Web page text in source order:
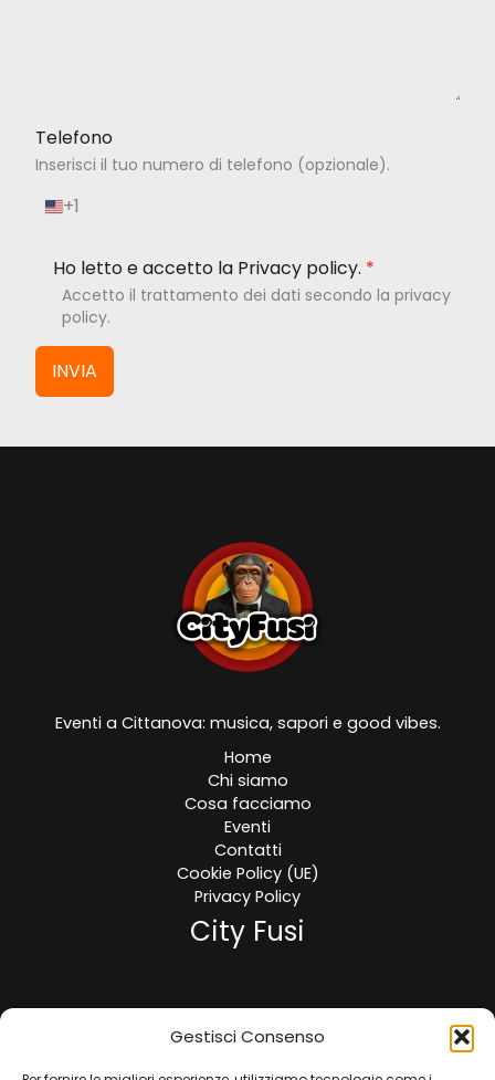
Gestisci Consenso
Telefono
Inserisci il tuo numero di telefono (opzionale).
S
n
1
+1
Ho letto e accetto la Privacy policy. *
Accetto il trattamento dei dati secondo la privacy
policy.
INVIA
Eventi a Cittanova: musica, sapori e good vibes.
Home
Chi siamo
Cosa facciamo
Eventi
Contatti
Cookie Policy (UE)
Privacy Policy
City Fusi